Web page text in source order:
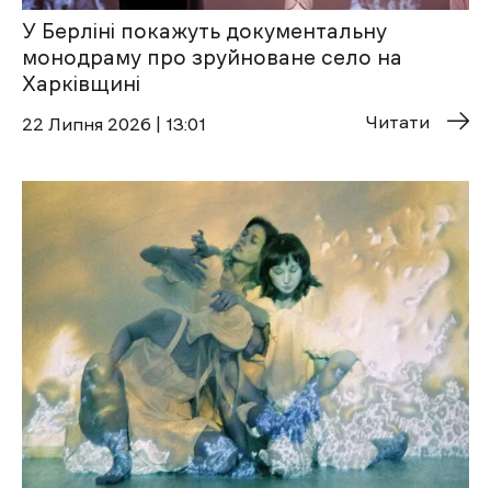
У Берліні покажуть документальну
монодраму про зруйноване село на
Харківщині
22 Липня 2026 | 13:01 Читати